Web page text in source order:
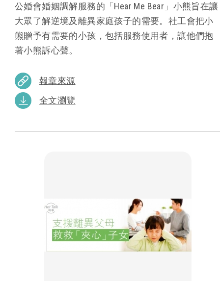
公婚會婚姻調解服務的「Hear Me Bear」小熊旨在讓
大眾了解逆境及離異家庭孩子的需要。社工會把小
熊贈予有需要的小孩，包括服務使用者，讓他們抱
著小熊訴心聲。
報章來源
全文瀏覽